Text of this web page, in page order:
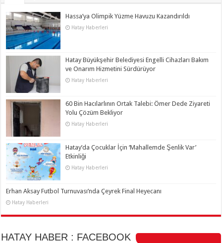
Hassa’ya Olimpik Yüzme Havuzu Kazandırıldı
Hatay Haberleri
Hatay Büyükşehir Belediyesi Engelli Cihazları Bakım
ve Onarım Hizmetini Sürdürüyor
Hatay Haberleri
60 Bin Hacılarlının Ortak Talebi: Ömer Dede Ziyareti
Yolu Çözüm Bekliyor
Hatay Haberleri
Hatay’da Çocuklar İçin ‘Mahallemde Şenlik Var’
Etkinliği
Hatay Haberleri
Erhan Aksay Futbol Turnuvası’nda Çeyrek Final Heyecanı
Hatay Haberleri
HATAY HABER : FACEBOOK